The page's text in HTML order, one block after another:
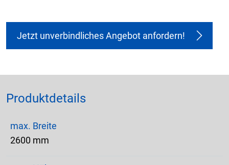
Jetzt unverbindliches Angebot anfordern!
Produktdetails
max. Breite
2600 mm